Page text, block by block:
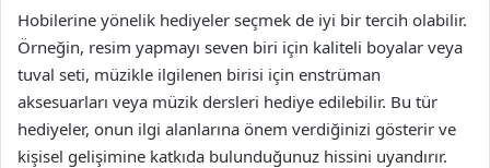
Hobilerine yönelik hediyeler seçmek de iyi bir tercih olabilir.
Örneğin, resim yapmayı seven biri için kaliteli boyalar veya
tuval seti, müzikle ilgilenen birisi için enstrüman
aksesuarları veya müzik dersleri hediye edilebilir. Bu tür
hediyeler, onun ilgi alanlarına önem verdiğinizi gösterir ve
kişisel gelişimine katkıda bulunduğunuz hissini uyandırır.